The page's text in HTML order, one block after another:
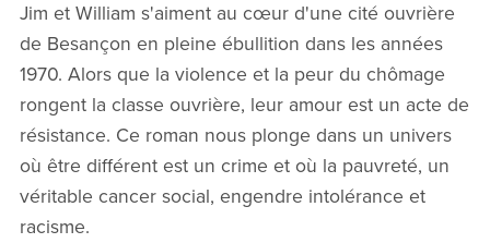
Jim et William s'aiment au cœur d'une cité ouvrière
de Besançon en pleine ébullition dans les années
1970. Alors que la violence et la peur du chômage
rongent la classe ouvrière, leur amour est un acte de
résistance. Ce roman nous plonge dans un univers
où être différent est un crime et où la pauvreté, un
véritable cancer social, engendre intolérance et
racisme.